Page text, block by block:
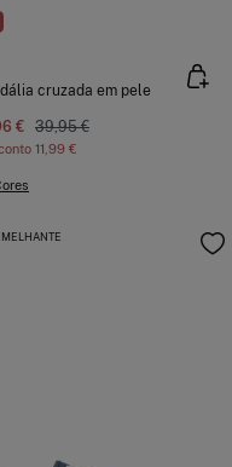
cruzada em pele
€ 39,95 €
11,99 €